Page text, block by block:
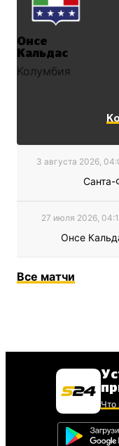
Онсе
Кальдас
Колумбия
3 августа 2026,
Санта-
27 июля 2026,
Онсе
Все матчи
Что